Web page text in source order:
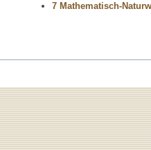
7 Mathematisch-